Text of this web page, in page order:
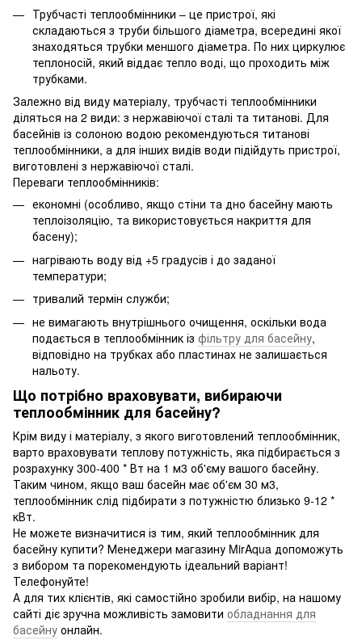
Трубчасті теплообмінники – це пристрої, які
складаються з труби більшого діаметра, всередині якої
знаходяться трубки меншого діаметра. По них циркулює
теплоносій, який віддає тепло воді, що проходить між
трубками.
Залежно від виду матеріалу, трубчасті теплообмінники
діляться на 2 види: з нержавіючої сталі та титанові. Для
басейнів із солоною водою рекомендуються титанові
теплообмінники, а для інших видів води підійдуть пристрої,
виготовлені з нержавіючої сталі.
Переваги теплообмінників:
економні (особливо, якщо стіни та дно басейну мають
теплоізоляцію, та використовується накриття для
басену);
нагрівають воду від +5 градусів і до заданої
температури;
тривалий термін служби;
не вимагають внутрішнього очищення, оскільки вода
подається в теплообмінник із фільтру для басейну,
відповідно на трубках або пластинах не залишається
нальоту.
Що потрібно враховувати, вибираючи
теплообмінник для басейну?
Крім виду і матеріалу, з якого виготовлений теплообмінник,
варто враховувати теплову потужність, яка підбирається з
розрахунку 300-400 * Вт на 1 м3 об'єму вашого басейну.
Таким чином, якщо ваш басейн має об'єм 30 м3,
теплообмінник слід підбирати з потужністю близько 9-12 *
кВт.
Не можете визначитися із тим, який теплообмінник для
басейну купити? Менеджери магазину MirAqua допоможуть
з вибором та порекомендують ідеальний варіант!
Телефонуйте!
А для тих клієнтів, які самостійно зробили вибір, на нашому
сайті діє зручна можливість замовити обладнання для
басейну онлайн.